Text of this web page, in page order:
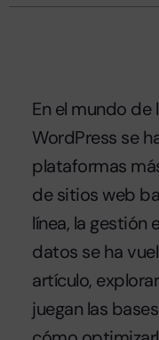
En el mundo
WordPress se
plataformas
de sitios web
línea, la gestión
datos se ha
artículo,
juegan las